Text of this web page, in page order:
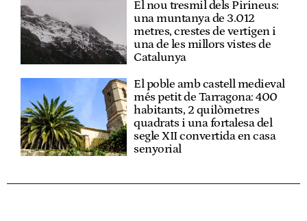
El nou tresmil dels Pirineus:
una muntanya de 3.012
metres, crestes de vertigen i
una de les millors vistes de
Catalunya
El poble amb castell medieval
més petit de Tarragona: 400
habitants, 2 quilòmetres
quadrats i una fortalesa del
segle XII convertida en casa
senyorial